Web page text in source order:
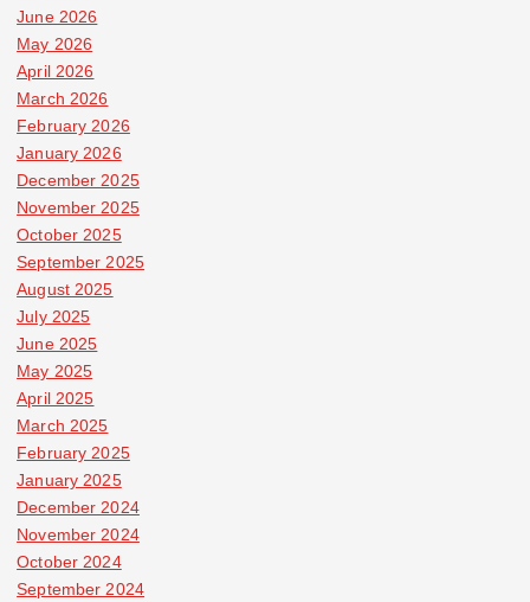
June 2026
May 2026
April 2026
March 2026
February 2026
January 2026
December 2025
November 2025
October 2025
September 2025
August 2025
July 2025
June 2025
May 2025
April 2025
March 2025
February 2025
January 2025
December 2024
November 2024
October 2024
September 2024